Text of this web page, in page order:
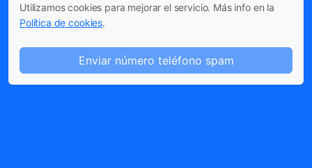
Utilizamos cookies para mejorar el servicio. Más info en la
Política de cookies.
Enviar número teléfono spam